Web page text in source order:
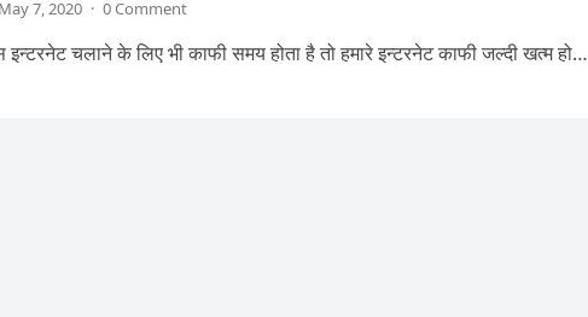
May 7, 2020 · 0 Comment
चलाने के लिए भी काफी समय होता है तो हमारे इन्टरनेट काफी जल्दी खत्म हो…